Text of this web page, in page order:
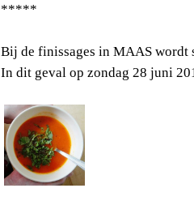
*****
Bij de finissages in MAAS wordt
In dit geval op zondag 28 juni